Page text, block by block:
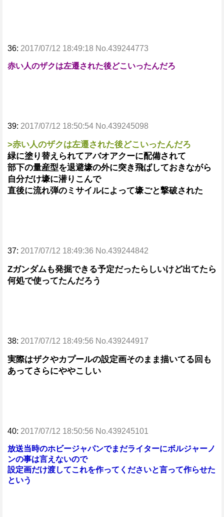
36: 2017/07/12 18:49:18 No.439244773
赤い人のザクは左遷された後どこいったんだろ
39: 2017/07/12 18:50:54 No.439245098
>赤い人のザクは左遷された後どこいったんだろ
緑に塗り替えられてアバオアクーに配備されて
部下の量産型を退避壕の外に突き飛ばしておきながら
自分だけ壕に潜りこんで
直後に流れ弾のミサイルによって壕ごと撃破された
37: 2017/07/12 18:49:36 No.439244842
Zガンダムも発掘できる予定だったらしいけど出てたら
何処で使ってたんだろう
38: 2017/07/12 18:49:56 No.439244917
実際はザクやカプールの設定画そのまま描いてる回も
あってさらにややこしい
40: 2017/07/12 18:50:56 No.439245101
放送当時のホビージャパンでまだライターにボルジャーノ
ンの事は言えないので
設定画だけ渡してこれを作ってくださいと言って作らせた
という